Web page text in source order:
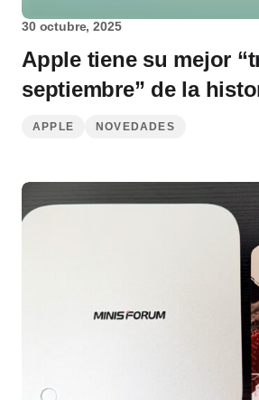
30 octubre, 2025
Apple tiene su mejor
septiembre” de la
APPLE NOVEDADES